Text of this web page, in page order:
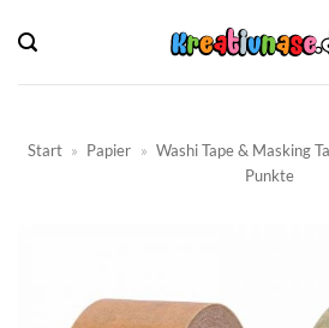
Inhalt
springen
Start » Papier » Washi Tape & Masking
Punkte